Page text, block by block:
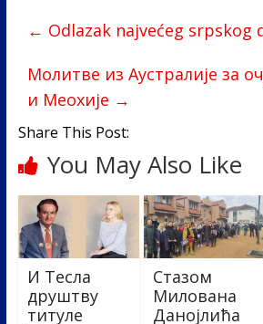
b
o
o
k
er e
dI
n
e
← Odlazak najvećeg srpskog
Молитве из Аустралије за
и Меохије →
Share This Post:
You May Also Like
И Тесла
друштву
титуле
Стазом
Милована
Данојлића